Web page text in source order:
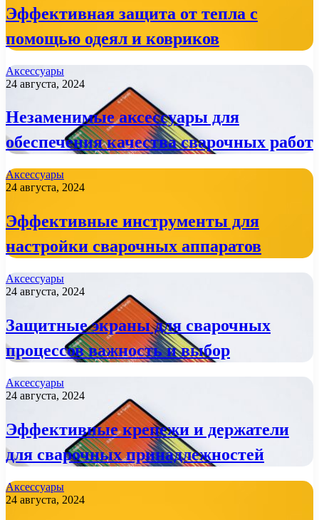
Эффективная защита от тепла с
помощью одеял и ковриков
Аксессуары
24 августа, 2024
Незаменимые аксессуары для
обеспечения качества сварочных работ
Аксессуары
24 августа, 2024
Эффективные инструменты для
настройки сварочных аппаратов
Аксессуары
24 августа, 2024
Защитные экраны для сварочных
процессов важность и выбор
Аксессуары
24 августа, 2024
Эффективные крепежи и держатели
для сварочных принадлежностей
Аксессуары
24 августа, 2024